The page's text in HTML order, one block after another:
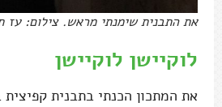
את התבנית שימנתי מראש. צילום: עז
לוקיישן לוקיישן